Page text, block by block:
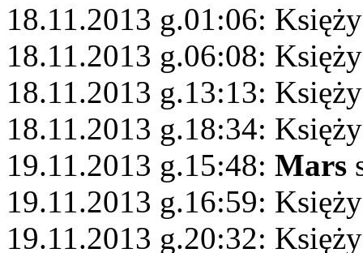
18.11.2013 g.01:06:
18.11.2013 g.06:08:
18.11.2013 g.13:13:
18.11.2013 g.18:34:
19.11.2013 g.15:48: Mars
19.11.2013 g.16:59:
19.11.2013 g.20:32: